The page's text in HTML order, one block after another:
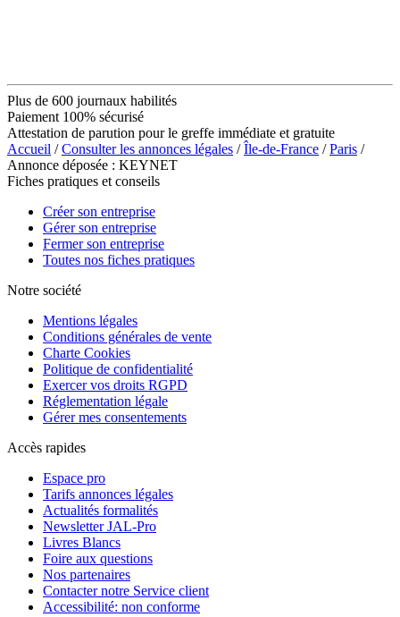
Plus de 600 journaux habilités
Paiement 100% sécurisé
Attestation de parution pour le greffe immédiate et gratuite
Accueil /Consulter les annonces légales /Île-de-France /Paris /
Annonce déposée : KEYNET
Fiches pratiques et conseils
Créer son entreprise
Gérer son entreprise
Fermer son entreprise
Toutes nos fiches pratiques
Notre société
Mentions légales
Conditions générales de vente
Charte Cookies
Politique de confidentialité
Exercer vos droits RGPD
Réglementation légale
Gérer mes consentements
Accès rapides
Espace pro
Tarifs annonces légales
Actualités formalités
Newsletter JAL-Pro
Livres Blancs
Foire aux questions
Nos partenaires
Contacter notre Service client
Accessibilité: non conforme